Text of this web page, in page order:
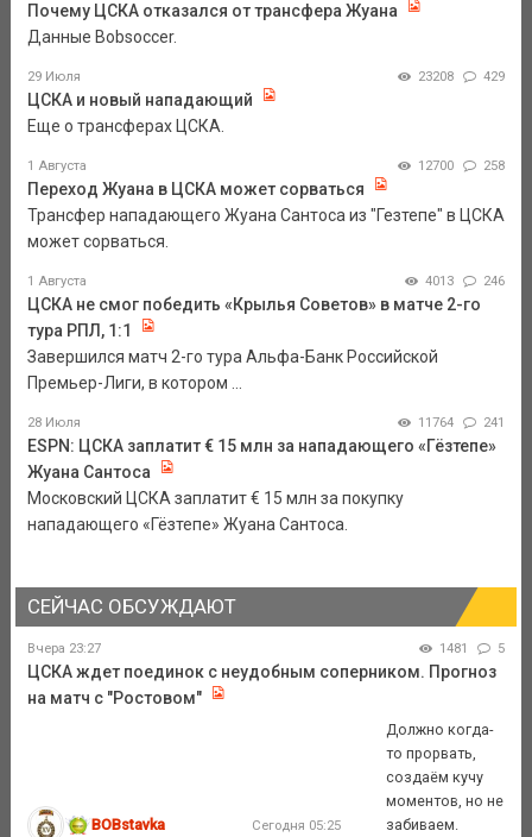
Почему ЦСКА отказался от трансфера Жуана
Данные Bobsoccer.
29 Июля 23208 429
ЦСКА и новый нападающий
Еще о трансферах ЦСКА.
1 Августа 12700 258
Переход Жуана в ЦСКА может сорваться
Трансфер нападающего Жуана Сантоса из "Гезтепе" в ЦСКА
может сорваться.
1 Августа 4013 246
ЦСКА не смог победить «Крылья Советов» в матче 2-го
тура РПЛ, 1:1
Завершился матч 2-го тура Альфа-Банк Российской
Премьер-Лиги, в котором ...
28 Июля 11764 241
ESPN: ЦСКА заплатит € 15 млн за нападающего «Гёзтепе»
Жуана Сантоса
Московский ЦСКА заплатит € 15 млн за покупку
нападающего «Гёзтепе» Жуана Сантоса.
СЕЙЧАС ОБСУЖДАЮТ
Вчера 23:27 1481 5
ЦСКА ждет поединок с неудобным соперником. Прогноз
на матч с "Ростовом"
BOBstavka Сегодня 05:25
Должно когда-
то прорвать,
создаём кучу
моментов, но не
забиваем.